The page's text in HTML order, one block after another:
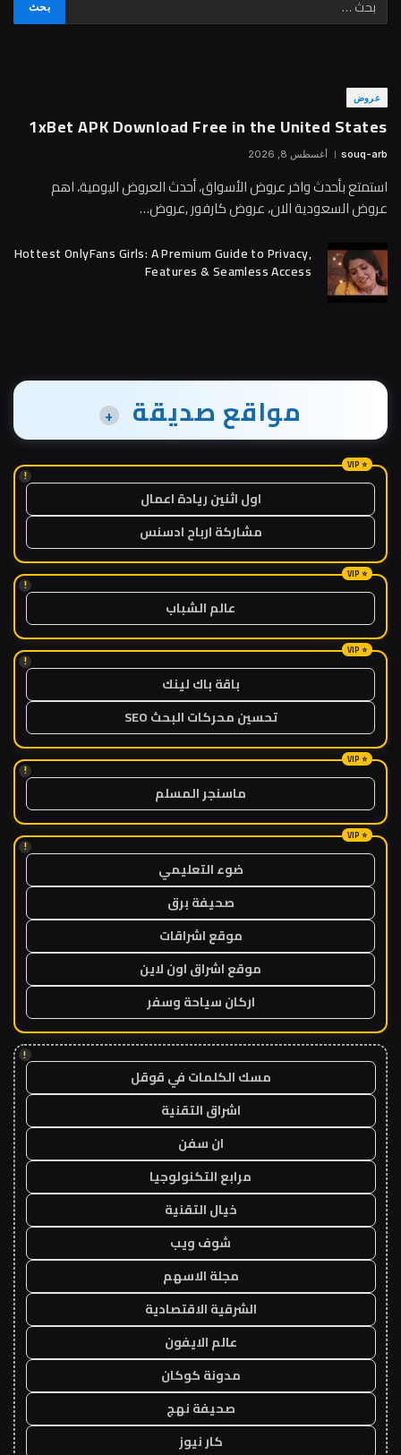
عروض
1xBet APK Download Free in the United States
souq-arb أغسطس 8, 2026
استمتع بأحدث واخر عروض الأسواق، أحدث العروض اليومية، اهم
عروض السعودية الان، عروض كارفور ,عروض…
Hottest OnlyFans Girls: A Premium Guide to Privacy,
Features & Seamless Access
مواقع صديقة +
!
اول اثنين ريادة اعمال
مشاركة ارباح ادسنس
!
عالم الشباب
!
باقة باك لينك
تحسين محركات البحث SEO
!
ماسنجر المسلم
!
ضوء التعليمي
صحيفة برق
موقع اشراقات
موقع اشراق اون لاين
اركان سياحة وسفر
!
مسك الكلمات في قوقل
اشراق التقنية
ان سفن
مرابع التكنولوجيا
خيال التقنية
شوف ويب
مجلة الاسهم
الشرقية الاقتصادية
عالم الايفون
مدونة كوكان
صحيفة نهج
كار نيوز